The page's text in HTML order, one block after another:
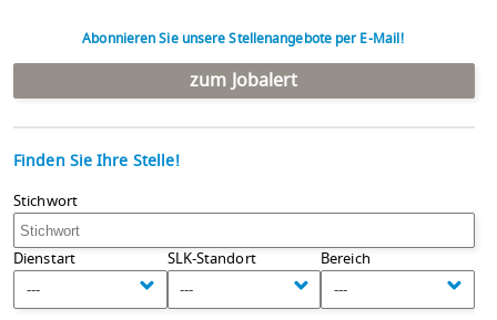
Abonnieren Sie unsere Stellenangebote per E-Mail!
zum Jobalert
Finden Sie Ihre Stelle!
Stichwort
Dienstart
---
SLK-Standort
---
Bereich
---